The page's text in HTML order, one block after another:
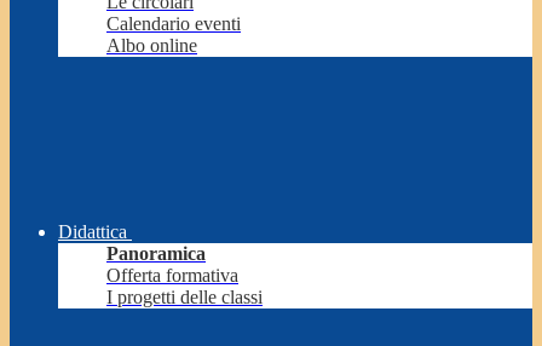
Calendario eventi
Albo online
Didattica
Panoramica
Offerta formativa
I progetti delle classi